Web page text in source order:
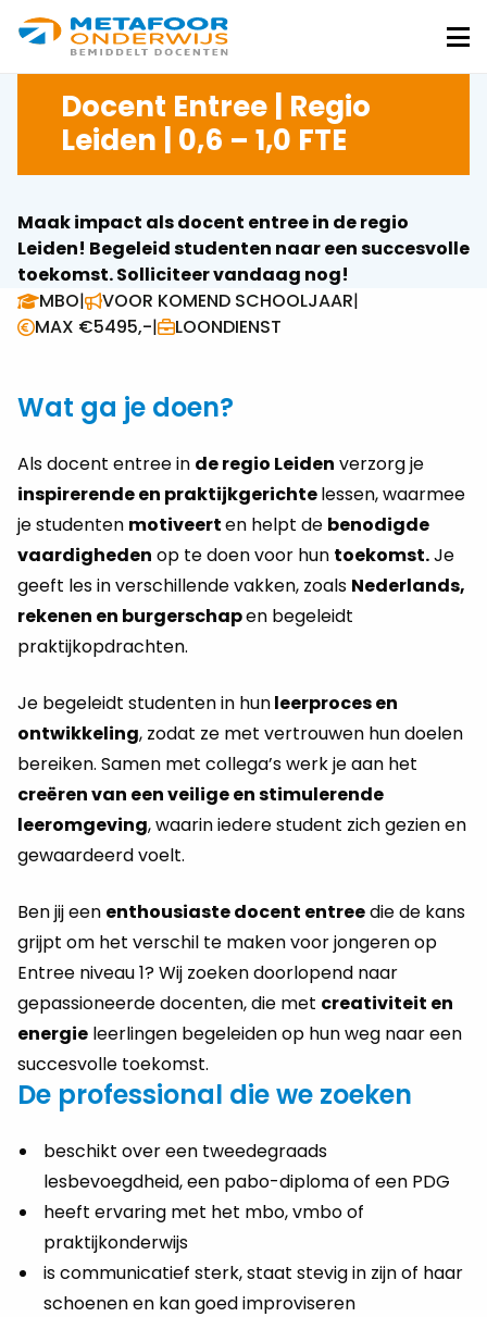
Metafoor
Onderwijs
Docent Entree | Regio
Leiden | 0,6 – 1,0 FTE
Maak impact als docent entree in de regio
Leiden! Begeleid studenten naar een succesvolle
toekomst. Solliciteer vandaag nog!
MBO| VOOR KOMEND SCHOOLJAAR|
MAX €5495,-| LOONDIENST
Wat ga je doen?
Als docent entree in de regio Leiden verzorg je
inspirerende en praktijkgerichtelessen, waarmee
je studenten motiveerten helpt de benodigde
vaardigheden op te doen voor hun toekomst.Je
geeft les in verschillende vakken, zoals Nederlands,
rekenen en burgerschapen begeleidt
praktijkopdrachten.
Je begeleidt studenten in hunleerproces en
ontwikkeling, zodat ze met vertrouwen hun doelen
bereiken. Samen met collega’s werk je aan het
creëren van een veilige en stimulerende
leeromgeving, waarin iedere student zich gezien en
gewaardeerd voelt.
Ben jij een enthousiaste docent entreedie de kans
grijpt om het verschil te maken voor jongeren op
Entree niveau 1? Wij zoeken doorlopend naar
gepassioneerde docenten, die met creativiteit en
energie leerlingen begeleiden op hun weg naar een
succesvolle toekomst.
De professional die we zoeken
beschikt over een tweedegraads
lesbevoegdheid, een pabo-diploma of een PDG
heeft ervaring met het mbo, vmbo of
praktijkonderwijs
is communicatief sterk, staat stevig in zijn of haar
schoenen en kan goed improviseren